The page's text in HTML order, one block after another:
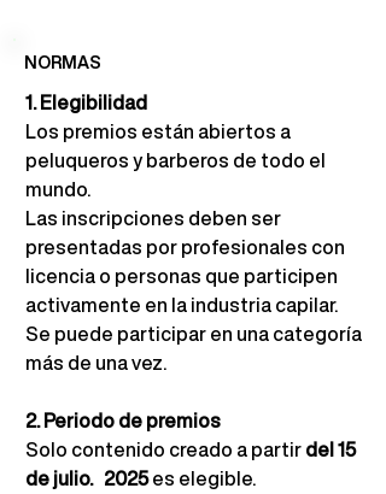
NORMAS
1. Elegibilidad
Los premios están abiertos a
peluqueros y barberos de todo el
mundo.
Las inscripciones deben ser
presentadas por profesionales con
licencia o personas que participen
activamente en la industria capilar.
Se puede participar en una categoría
más de una vez.
2. Periodo de premios
Solo contenido creado a partirdel 15
de julio. 2025es elegible.